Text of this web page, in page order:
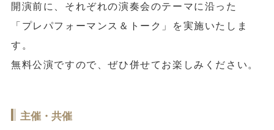
開演前に、それぞれの演奏会のテーマに沿った
「プレパフォーマンス＆トーク」を実施いたしま
す。
無料公演ですので、ぜひ併せてお楽しみください。
主催・共催